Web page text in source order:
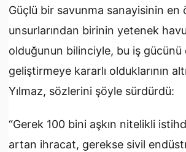
Güçlü bir savunma sanayisinin en
unsurlarından birinin yetenek
olduğunun bilinciyle, bu iş gücünü
geliştirmeye kararlı olduklarının
Yılmaz, sözlerini şöyle sürdürdü:
“Gerek 100 bini aşkın nitelikli
artan ihracat, gerekse sivil